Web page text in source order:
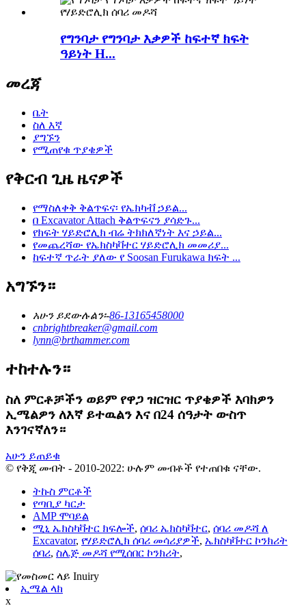
የግንባታ የግንባታ እቃዎች ከፍተኛ ክፍት
ዓይነት H...
መረጃ
ቤት
ስለ እኛ
ያግኙን
የሚጠየቁ ጥያቄዎች
የቅርብ ጊዜ ዜናዎች
የማስለቀቅ ቅልጥፍና፡ የኤክካቭ ኃይል...
በ Excavator Attach ቅልጥፍናን ያሳድጉ...
የክፍት ሃይድሮሊክ ብሬ ትክክለኛነት እና ኃይል...
የመጨረሻው የኤክስካቫተር ሃይድሮሊክ መመሪያ...
ከፍተኛ ጥራት ያለው የ Soosan Furukawa ክፍት ...
አግኙን።
አሁን ይደውሉልን፡-86-13165458000
cnbrightbreaker@gmail.com
lynn@brthammer.com
ተከተሉን።
ስለ ምርቶቻችን ወይም የዋጋ ዝርዝር ጥያቄዎች እባክዎን
ኢሜልዎን ለእኛ ይተዉልን እና በ24 ሰዓታት ውስጥ
እንገናኛለን።
አሁን ይጠይቁ
© የቅጂ መብት - 2010-2022: ሁሉም መብቶች የተጠበቁ ናቸው.
ትኩስ ምርቶች
የጣቢያ ካርታ
AMP ሞባይል
ሚኒ ኤክስካቫተር ክፍሎች, ሰባሪ ኤክስካቫተር, ሰባሪ መዶሻ ለ
Excavator, የሃይድሮሊክ ሰባሪ መሳሪያዎች, ኤክስካቫተር ኮንክሪት
ሰባሪ, ስሌጅ መዶሻ የሚሰበር ኮንክሪት,
ኢሜል ላክ
x